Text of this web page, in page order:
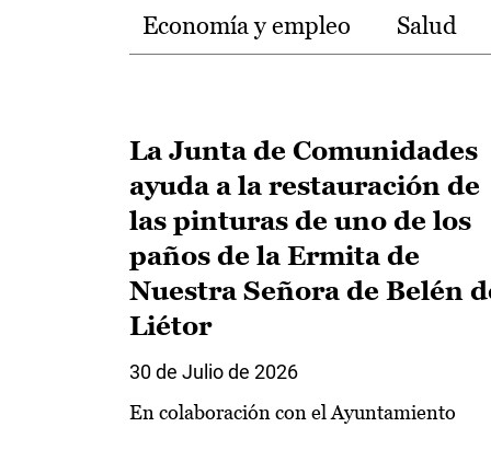
Temas
Economía y empleo Salud
La Junta de Comunidades
ayuda a la restauración de
las pinturas de uno de los
paños de la Ermita de
Nuestra Señora de Belén
Liétor
30 de Julio de 2026
En colaboración con el Ayuntamiento